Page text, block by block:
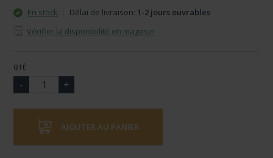
En stock Délai de livraison: 1-2 jours ouvrables
Vérifier la disponibilité en magasin
QTÉ
AJOUTER AU PANIER